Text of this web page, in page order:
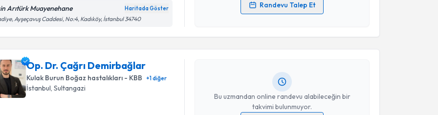
Arıtürk Muayenehane Haritada Göster
Ayşeçavuş Caddesi, No:4, Kadıköy, İstanbul 34740
Randevu Talep Et
Kişisel verilerimin işlenmesine ilişkinAydınlatma Metni
işlenmesini kabul ediyorum.
Op. Dr. Çağrı Demirbağlar
Kulak Burun Boğaz hastalıkları - KBB +1diğer
İstanbul, Sultangazi
Bu uzmandan online randevu alabileceğin bir
takvimi bulunmuyor.
Randevu Takvimi Talebi